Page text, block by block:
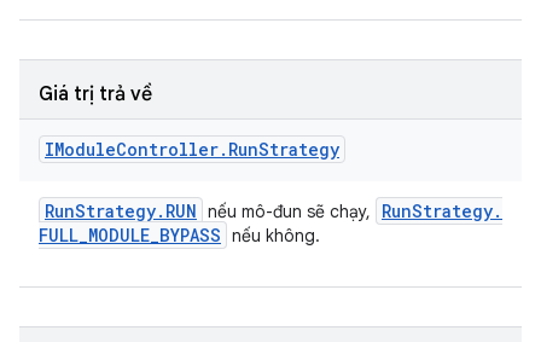
Giá trị trả về
IModuleController. RunStrategy
RunStrategy. RUN nếu mô-đun sẽ chạy, RunStrategy.
FULL_MODULE_BYPASS nếu không.